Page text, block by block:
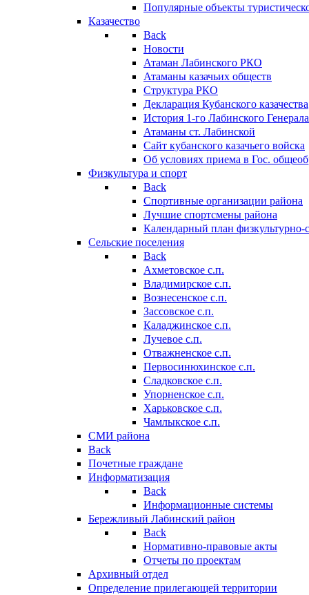
Популярные объекты
Казачество
Back
Новости
Атаман Лабинского РКО
Атаманы казачьих обществ
Структура РКО
Декларация Кубанского казачества
История 1-го Лабинского
Атаманы ст. Лабинской
Cайт кубанского казачьего войска
Об условиях приема в Гос.
Физкультура и спорт
Back
Спортивные организации района
Лучшие спортсмены района
Календарный план
Сельские поселения
Back
Ахметовское с.п.
Владимирское с.п.
Вознесенское с.п.
Зассовское с.п.
Каладжинское с.п.
Лучевое с.п.
Отважненское с.п.
Первосинюхинское с.п.
Сладковское с.п.
Упорненское с.п.
Харьковское с.п.
Чамлыкское с.п.
СМИ района
Back
Почетные граждане
Информатизация
Back
Информационные системы
Бережливый Лабинский район
Back
Нормативно-правовые акты
Отчеты по проектам
Архивный отдел
Определение прилегающей территории